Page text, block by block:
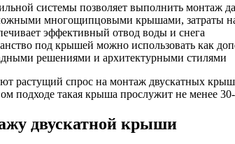
системы позволяет выполнить
многощипцовыми крышами, затраты
эффективный отвод воды и снега
под крышей можно использовать как
решениями и архитектурными стилями
растущий спрос на монтаж двускатных
подходе такая крыша прослужит не менее 30-
двускатной крыши